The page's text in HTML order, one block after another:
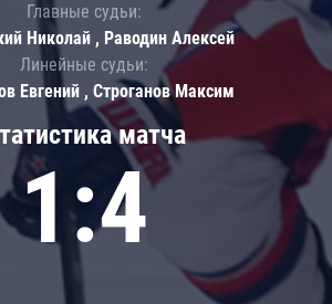
матча
1:4
Главные судьи:
Николай , Раводин Алексей
Линейные судьи:
Евгений , Строганов Максим